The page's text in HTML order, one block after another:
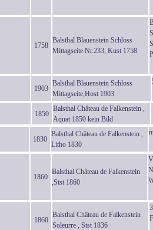
1758
Balsthal Blauenstein Schloss
Mittagseite Nr.233, Kust 1758
1903
Balsthal Blauenstein Schloss
Mittagseite,Host 1903
1850
Balsthal Château de Falkenstein ,
Aquat 1850 kein Bild
1830
Balsthal Château de Falkenstein ,
Litho 1830
1860
Balsthal Château de Falkenstein
,Stst 1860
1860
Balsthal Château de Falkenstein
Soleurre , Stst 1836